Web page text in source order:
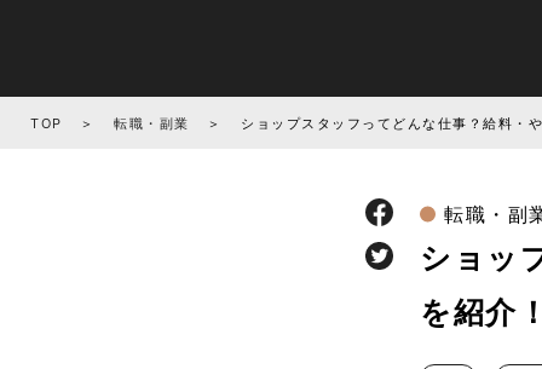
TOP 転職・副業 ショップスタッフってどんな仕事？給料・
転職・副
ショッ
を紹介